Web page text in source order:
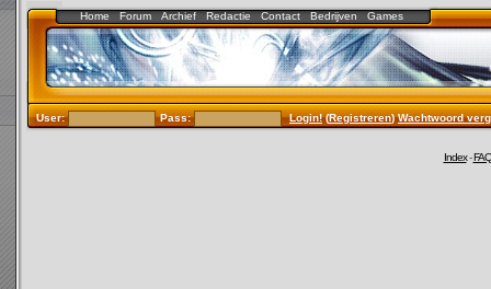
Home Forum Archief Redactie Contact Bedrijven Games
User: Pass: Login!(Registreren)Wachtwoord
Index-FAQ